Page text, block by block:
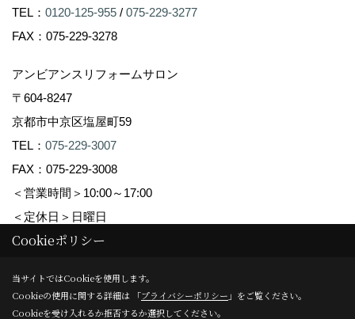
TEL： 0120-125-955 / 075-229-3277
FAX：075-229-3278
アンビアンスリフォームサロン
〒604-8247
京都市中京区塩屋町59
TEL： 075-229-3007
FAX：075-229-3008
＜営業時間＞10:00～17:00
＜定休日＞日曜日
Copyright (c) Ambiance Co.,Ltd. All Rights Reserved.
Produced byゴデスクリエイト
Cookieポリシー
当サイトではCookieを使用します。
Cookieの使用に関する詳細は 「プライバシーポリシー 」をご覧ください。
Cookieを受け入れるか拒否するか選択してください。